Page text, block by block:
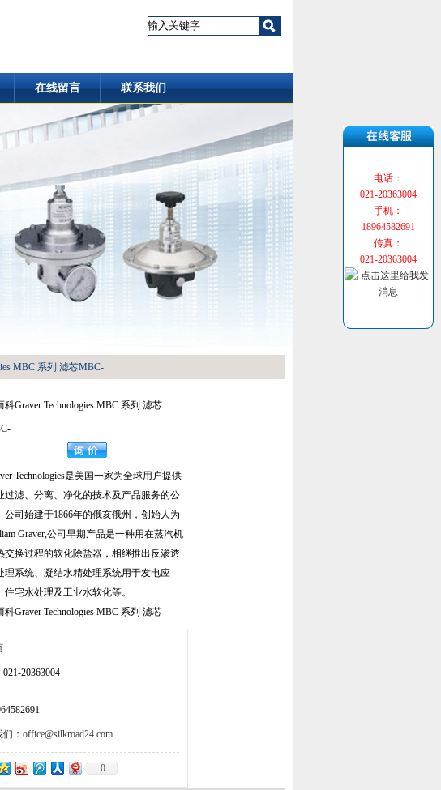
在线留言 联系我们
MBC 系列 滤芯MBC-
科Graver Technologies MBC 系列 滤芯
Technologies是美国一家为全球用户提供
过滤、分离、净化的技术及产品服务的公
公司始建于1866年的俄亥俄州，创始人为
Graver,公司早期产品是一种用在蒸汽机
交换过程的软化除盐器，相继推出反渗透
理系统、凝结水精处理系统用于发电应
住宅水处理及工业水软化等。
科Graver Technologies MBC 系列 滤芯
20363004
：office@silkroad24.com
0
电话：
021-20363004
手机：
18964582691
传真：
021-20363004